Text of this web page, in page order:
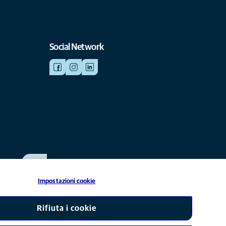
Social Network
di Mars, Inc © 2026
Impostazioni cookie
Rifiuta i cookie